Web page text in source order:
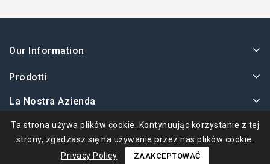
Our Information
Prodotti
La Nostra Azienda
Twoje Konto
Ta strona używa plików cookie. Kontynuując korzystanie z tej
strony, zgadzasz się na używanie przez nas plików cookie.
Privacy Policy
ZAAKCEPTOWAĆ